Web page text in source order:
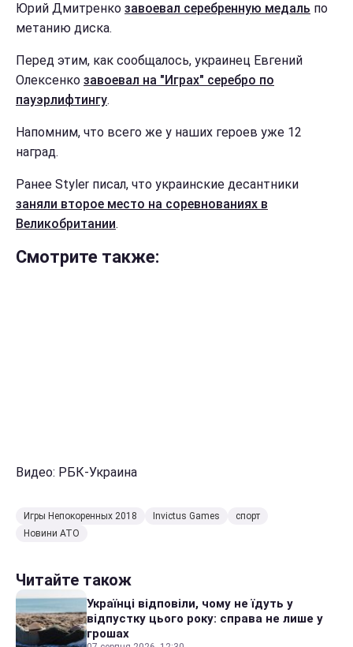
Юрий Дмитренко завоевал серебренную медаль по
метанию диска.
Перед этим, как сообщалось, украинец Евгений
Олексенко завоевал на "Играх" серебро по
пауэрлифтингу.
Напомним, что всего же у наших героев уже 12
наград.
Ранее Styler писал, что украинские десантники
заняли второе место на соревнованиях в
Великобритании.
Смотрите также:
Видео: РБК-Украина
Игры Непокоренных 2018 Invictus Games
спорт
Новини АТО
Читайте також
Українці відповіли, чому не їдуть у
відпустку цього року: справа не лише у
грошах